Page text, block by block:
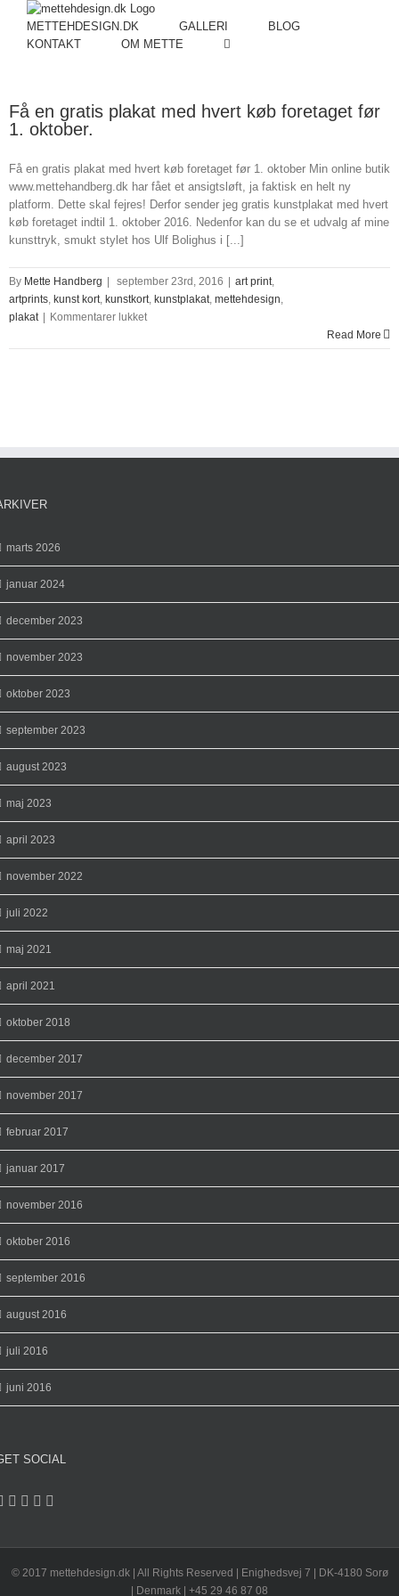
METTEHDESIGN.DK GALLERI
BLOG
KONTAKT
OM METTE
Få en gratis plakat med hvert køb foretaget før
1. oktober.
Få en gratis plakat med hvert køb foretaget før 1. oktober Min online butik
www.mettehandberg.dk har fået et ansigtsløft, ja faktisk en helt ny
platform. Dette skal fejres! Derfor sender jeg gratis kunstplakat med hvert
køb foretaget indtil 1. oktober 2016. Nedenfor kan du se et udvalg af mine
kunsttryk, smukt stylet hos Ulf Bolighus i [...]
By Mette Handberg september 23rd, 2016 art print,
artprints, kunst kort, kunstkort, kunstplakat, mettehdesign,
plakat
Kommentarer lukkettil
en
foretaget
Read More
marts 2026
januar 2024
december 2023
november 2023
oktober 2023
september 2023
august 2023
maj 2023
april 2023
november 2022
juli 2022
maj 2021
april 2021
oktober 2018
december 2017
november 2017
februar 2017
januar 2017
november 2016
oktober 2016
september 2016
august 2016
juli 2016
juni 2016
SOCIAL
© 2017 mettehdesign.dk | All Rights Reserved | Enighedsvej 7 | DK-4180 Sorø
| Denmark | +45 29 46 87 08